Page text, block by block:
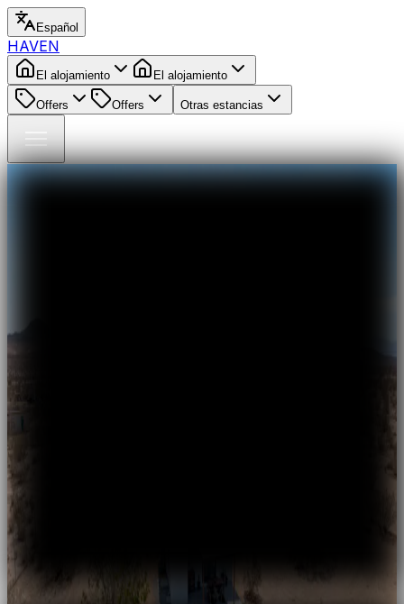
Español
HAVEN
El alojamiento El alojamiento
Offers Offers Otras estancias